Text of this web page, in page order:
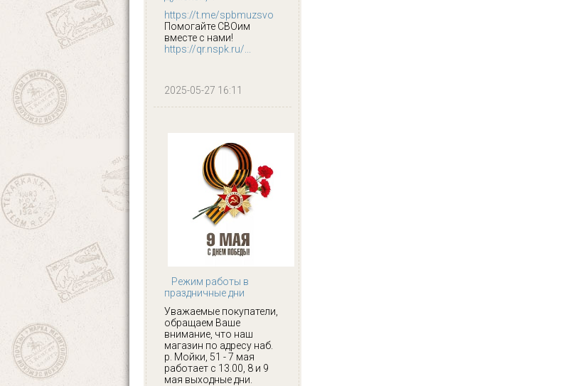
https://t.me/spbmuzsvo
Помогайте СВОим
вместе с нами!
https://qr.nspk.ru/...
2025-05-27 16:11
Режим работы в
праздничные дни
Уважаемые покупатели,
обращаем Ваше
внимание, что наш
магазин по адресу наб.
р. Мойки, 51 - 7 мая
работает с 13.00, 8 и 9
мая выходные дни.